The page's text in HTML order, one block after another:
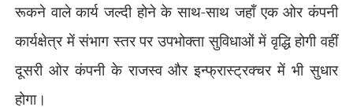
रूकने वाले कार्य जल्दी होने के साथ-साथ जहॉं एक ओर कंपनी
कार्यक्षेत्र में संभाग स्तर पर उपभोक्ता सुविधाओं में वृद्धि होगी वहीं
दूसरी ओर कंपनी के राजस्व और इन्फ्रास्ट्रक्चर में भी सुधार
होगा।